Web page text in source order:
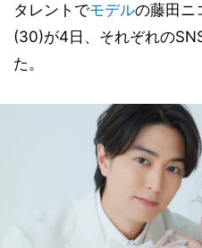
タレントでモデルの藤田ニ
(30)が4日、それぞれの
た。